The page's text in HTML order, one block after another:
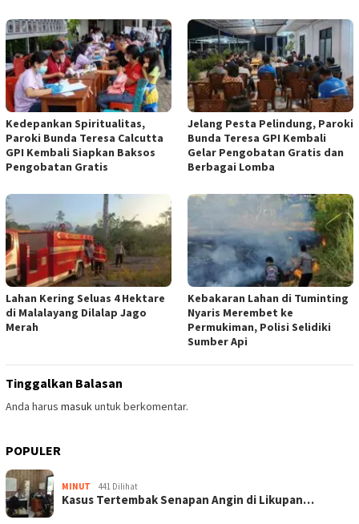
Kedepankan Spiritualitas,
Paroki Bunda Teresa Calcutta
GPI Kembali Siapkan Baksos
Pengobatan Gratis
Jelang Pesta Pelindung, Paroki
Bunda Teresa GPI Kembali
Gelar Pengobatan Gratis dan
Berbagai Lomba
Lahan Kering Seluas 4 Hektare
di Malalayang Dilalap Jago
Merah
Kebakaran Lahan di Tuminting
Nyaris Merembet ke
Permukiman, Polisi Selidiki
Sumber Api
Tinggalkan Balasan
Anda harus masukuntuk berkomentar.
POPULER
MINUT 441 Dilihat
Kasus Tertembak Senapan Angin di Likupan…